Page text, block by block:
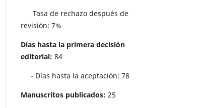
Tasa de rechazo después de
revisión: 7%
Días hasta la primera decisión
editorial: 84
- Días hasta la aceptación: 78
Manuscritos publicados: 25